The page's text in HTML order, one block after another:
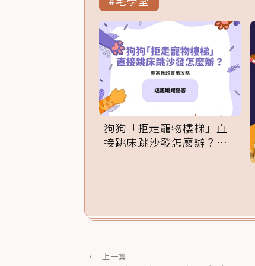
狗狗「拒走寵物樓梯」直
接跳床跳沙發怎麼辦？專
← 上一篇